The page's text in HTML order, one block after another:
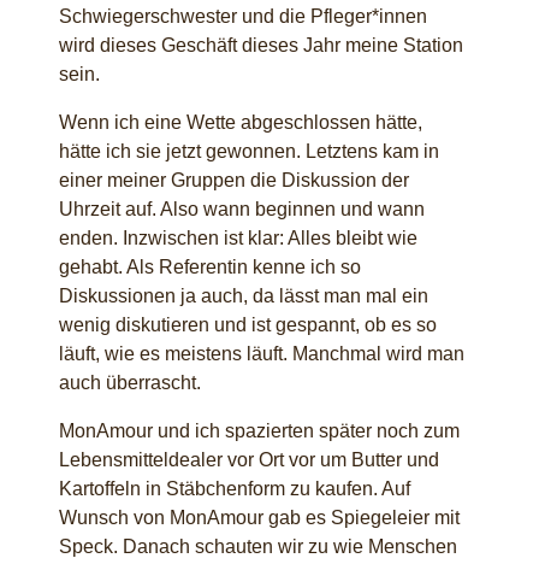
Schwiegerschwester und die Pfleger*innen
wird dieses Geschäft dieses Jahr meine Station
sein.
Wenn ich eine Wette abgeschlossen hätte,
hätte ich sie jetzt gewonnen. Letztens kam in
einer meiner Gruppen die Diskussion der
Uhrzeit auf. Also wann beginnen und wann
enden. Inzwischen ist klar: Alles bleibt wie
gehabt. Als Referentin kenne ich so
Diskussionen ja auch, da lässt man mal ein
wenig diskutieren und ist gespannt, ob es so
läuft, wie es meistens läuft. Manchmal wird man
auch überrascht.
MonAmour und ich spazierten später noch zum
Lebensmitteldealer vor Ort vor um Butter und
Kartoffeln in Stäbchenform zu kaufen. Auf
Wunsch von MonAmour gab es Spiegeleier mit
Speck. Danach schauten wir zu wie Menschen